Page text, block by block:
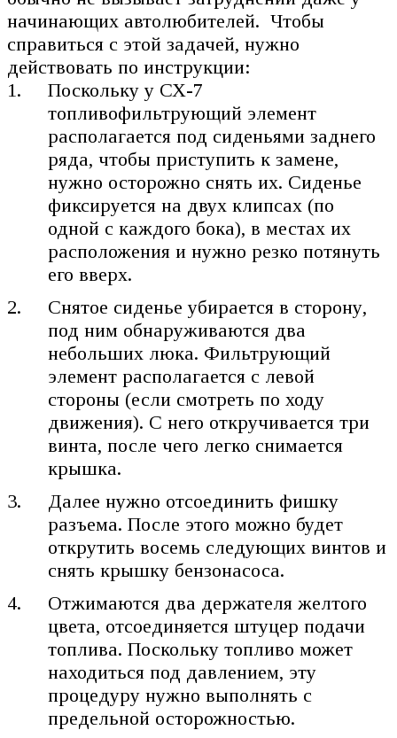
начинающих автолюбителей. Чтобы
справиться с этой задачей, нужно
действовать по инструкции:
Поскольку у СХ-7
топливофильтрующий элемент
располагается под сиденьями заднего
ряда, чтобы приступить к замене,
нужно осторожно снять их. Сиденье
фиксируется на двух клипсах (по
одной с каждого бока), в местах их
расположения и нужно резко потянуть
его вверх.
Снятое сиденье убирается в сторону,
под ним обнаруживаются два
небольших люка. Фильтрующий
элемент располагается с левой
стороны (если смотреть по ходу
движения). С него откручивается три
винта, после чего легко снимается
крышка.
Далее нужно отсоединить фишку
разъема. После этого можно будет
открутить восемь следующих винтов и
снять крышку бензонасоса.
Отжимаются два держателя желтого
цвета, отсоединяется штуцер подачи
топлива. Поскольку топливо может
находиться под давлением, эту
процедуру нужно выполнять с
предельной осторожностью.